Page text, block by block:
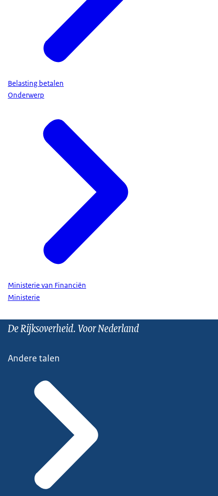
Belasting betalen
Onderwerp
Ministerie van Financiën
Ministerie
De Rijksoverheid. Voor Nederland
Andere talen